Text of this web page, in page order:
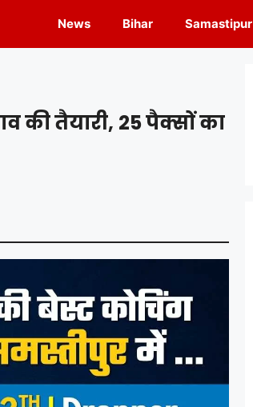
News Bihar Samastipur
की तैयारी, 25 पैक्सों का